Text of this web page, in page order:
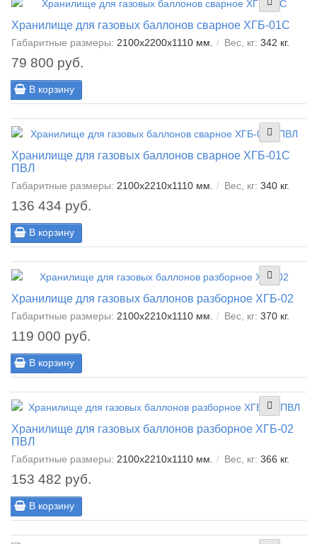
Хранилище для газовых баллонов сварное ХГБ-01С
Габаритные размеры: 2100x2200x1110 мм. Вес, кг: 342 кг.
79 800 руб.
В корзину
Хранилище для газовых баллонов сварное ХГБ-01С
ПВЛ
Габаритные размеры: 2100х2210х1110 мм. Вес, кг: 340 кг.
136 434 руб.
В корзину
Хранилище для газовых баллонов разборное ХГБ-02
Габаритные размеры: 2100х2210х1110 мм. Вес, кг: 370 кг.
119 000 руб.
В корзину
Хранилище для газовых баллонов разборное ХГБ-02
ПВЛ
Габаритные размеры: 2100х2210х1110 мм. Вес, кг: 366 кг.
153 482 руб.
В корзину